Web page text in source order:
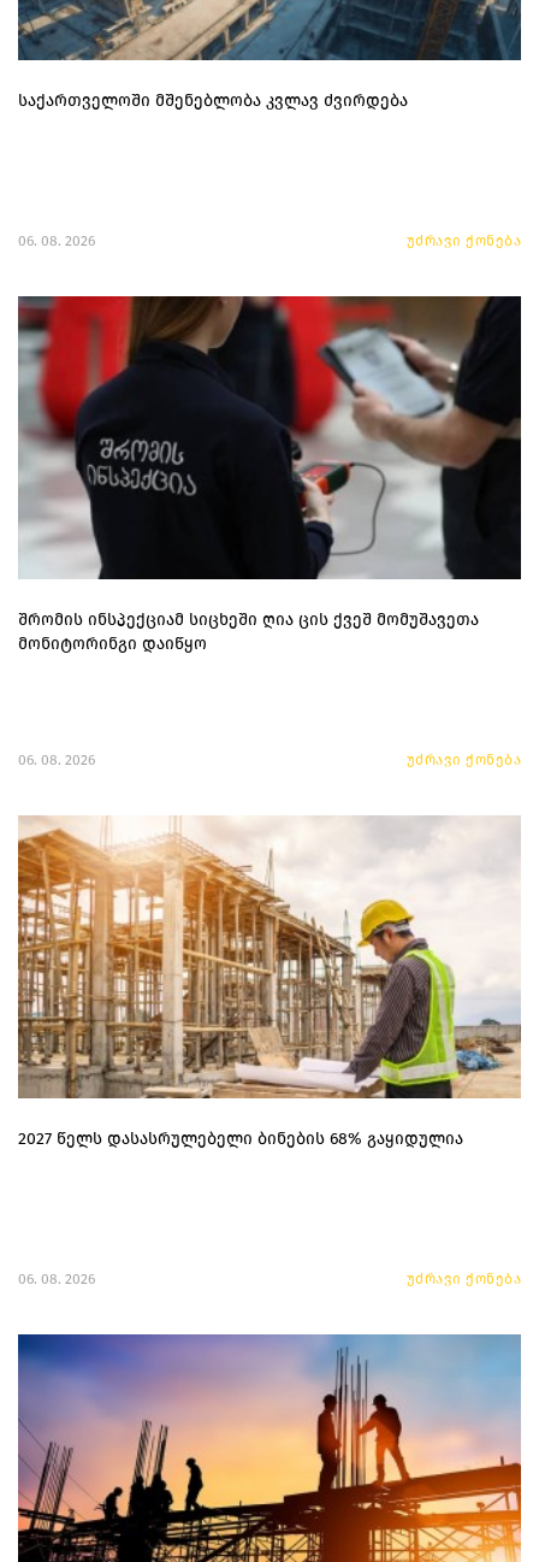
საქართველოში მშენებლობა კვლავ ძვირდება
06. 08. 2026 უძრავი ქონება
შრომის ინსპექციამ სიცხეში ღია ცის ქვეშ მომუშავეთა
მონიტორინგი დაიწყო
06. 08. 2026 უძრავი ქონება
2027 წელს დასასრულებელი ბინების 68% გაყიდულია
06. 08. 2026 უძრავი ქონება